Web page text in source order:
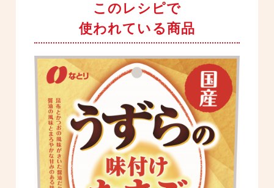
このレシピで
使われている商品